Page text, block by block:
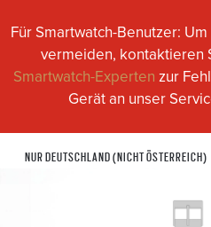
Für Smartwatch-Benutzer:
vermeiden, kontaktieren
Smartwatch-Experten zur
Gerät an unser
NUR DEUTSCHLAND (NICHT ÖSTERREICH)